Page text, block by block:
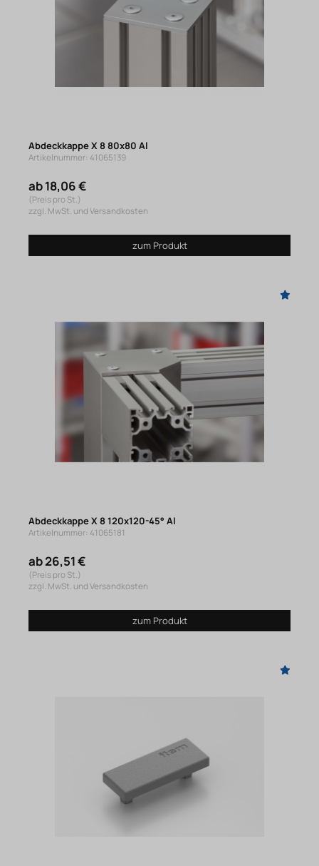
Abdeckkappe X 8 80x80 Al
Artikelnummer: 41065139
ab 18,06 €
(Preis pro St.)
zzgl. MwSt. und Versandkosten
zum Produkt
Abdeckkappe X 8 120x120-45° Al
Artikelnummer: 41065181
ab 26,51 €
(Preis pro St.)
zzgl. MwSt. und Versandkosten
zum Produkt